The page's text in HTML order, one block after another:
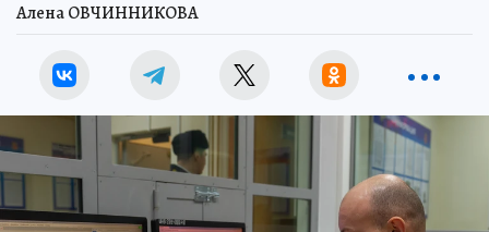
Алена ОВЧИННИКОВА